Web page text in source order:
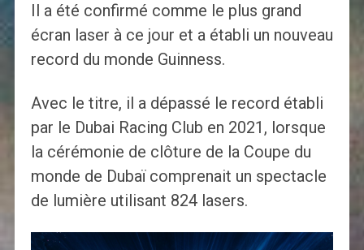
Il a été confirmé comme le plus grand
écran laser à ce jour et a établi un nouveau
record du monde Guinness.
Avec le titre, il a dépassé le record établi
par le Dubai Racing Club en 2021, lorsque
la cérémonie de clôture de la Coupe du
monde de Dubaï comprenait un spectacle
de lumière utilisant 824 lasers.